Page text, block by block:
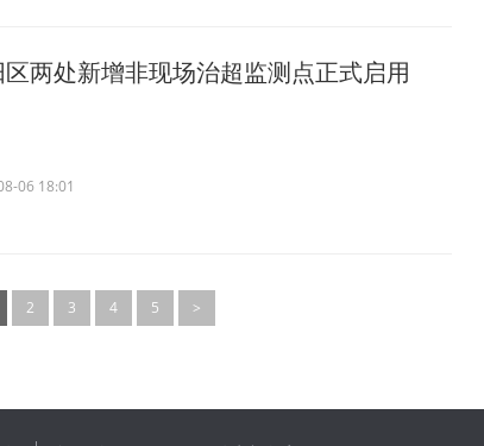
两处新增非现场治超监测点正式启用
06 18:01
2 3 4 5 >